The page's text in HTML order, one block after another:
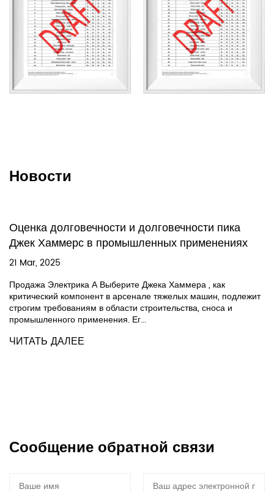
камня, обработка металла и ремонт труб. Его
портативный дизайн и универсальность делают его
идеальным выбором для повышения эффективности
и удобства работы. Независимо от того, являетесь ли
Новости
Оценка долговечности и долговечности пика
Джек Хаммерс в промышленных применениях
21 Mar, 2025
Продажа Электрика А Выберите Джека Хаммера , как
критический компонент в арсенале тяжелых машин, подлежит
строгим требованиям в области строительства, сноса и
промышленного применения. Ег...
ЧИТАТЬ ДАЛЕЕ
Сообщение обратной связи